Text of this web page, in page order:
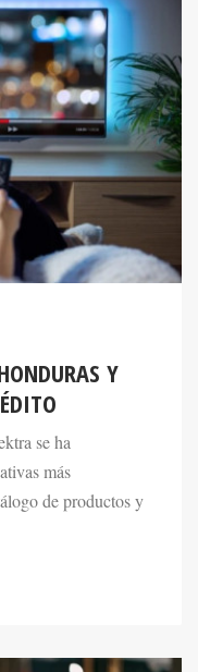
Y
se ha
más
de productos y